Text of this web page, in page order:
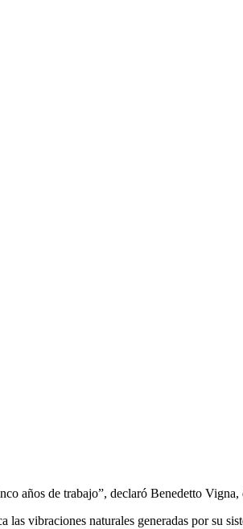
años de trabajo”, declaró Benedetto
las vibraciones naturales generadas por su